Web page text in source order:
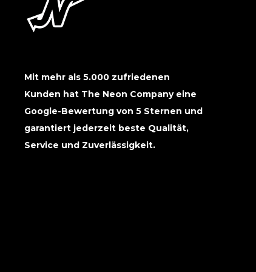
Mit mehr als 5.000 zufriedenen
Kunden hat The Neon Company eine
Google-Bewertung von 5 Sternen und
garantiert jederzeit beste Qualität,
Service und Zuverlässigkeit.